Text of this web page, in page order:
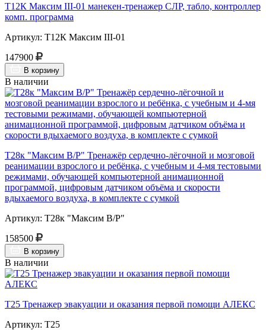
Т12К Максим III-01 манекен-тренажер СЛР, табло, контроллер
комп. программа
Артикул: Т12К Максим III-01
147900
В корзину
В наличии
Т28к "Максим В/Р" Тренажёр сердечно-лёгочной и мозговой
реанимации взрослого и ребёнка, с учебным и 4-мя тестовыми
режимами, обучающей компьютерной анимационной
программой, цифровым датчиком объёма и скорости
вдыхаемого воздуха, в комплекте с сумкой
Артикул: Т28к "Максим В/Р"
158500
В корзину
В наличии
Т25 Тренажер эвакуации и оказания первой помощи АЛЕКС
Артикул: Т25